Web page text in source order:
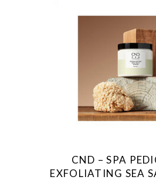
CND – SPA
EXFOLIATING SEA